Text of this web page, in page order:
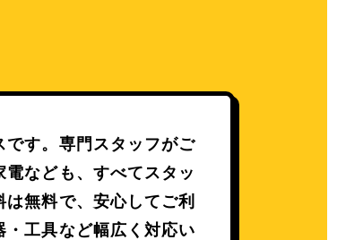
です。専門スタッフがご
なども、すべてスタッ
無料で、安心してご利
工具など幅広く対応い